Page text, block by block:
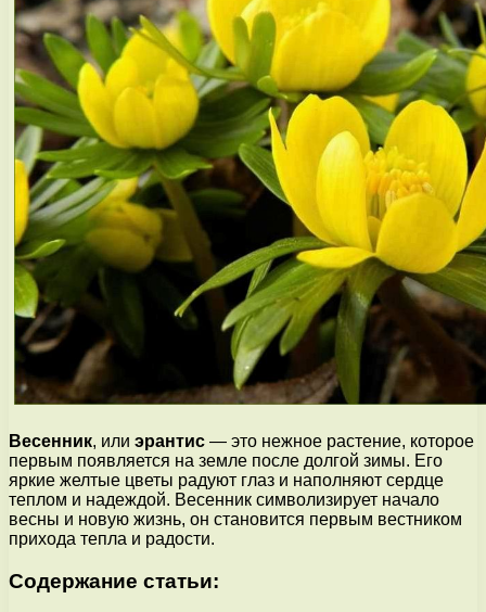
Весенник, или эрантис — это нежное растение, которое
первым появляется на земле после долгой зимы. Его
яркие желтые цветы радуют глаз и наполняют сердце
теплом и надеждой. Весенник символизирует начало
весны и новую жизнь, он становится первым вестником
прихода тепла и радости.
Содержание статьи: